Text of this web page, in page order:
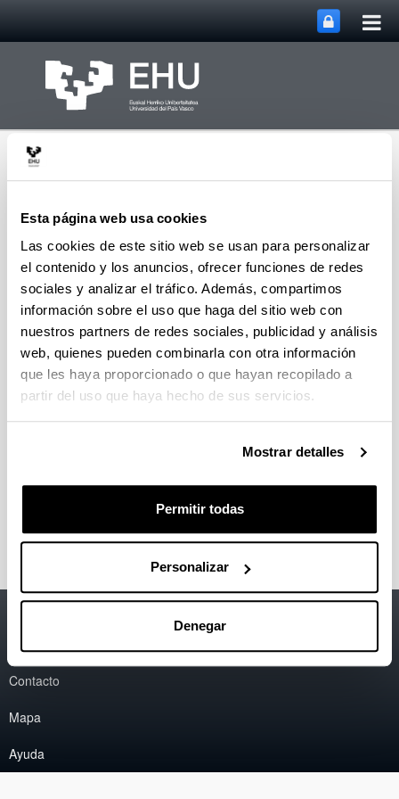
Esta página web usa cookies
Las cookies de este sitio web se usan para personalizar
el contenido y los anuncios, ofrecer funciones de redes
sociales y analizar el tráfico. Además, compartimos
información sobre el uso que haga del sitio web con
nuestros partners de redes sociales, publicidad y análisis
web, quienes pueden combinarla con otra información
que les haya proporcionado o que hayan recopilado a
partir del uso que haya hecho de sus servicios.
Mostrar detalles
Permitir todas
Personalizar
Denegar
Portal de Transparencia
de la EHU
MenúAbrir/cerrar
Organos de Gobierno. Acuerdos
Accesibilidad
Contacto
Mapa
Ayuda
EHU